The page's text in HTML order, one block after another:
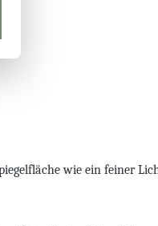
wie ein feiner